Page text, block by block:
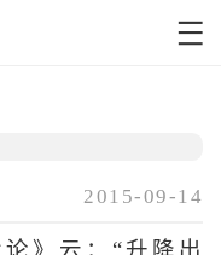
2015-09-14